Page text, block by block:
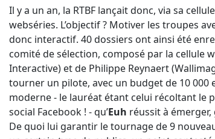
Il y a un an, la RTBF lançait donc, via sa
webséries. L’objectif ? Motiver les troupes
donc interactif. 40 dossiers ont ainsi été
comité de sélection, composé par la cellule
Interactive) et de Philippe Reynaert
tourner un pilote, avec un budget de 10 000
moderne - le lauréat étant celui récoltant le
social Facebook ! - qu’Euh réussit à
De quoi lui garantir le tournage de 9